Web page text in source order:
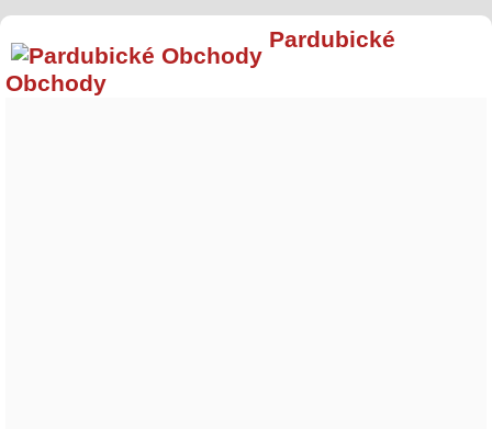
Pardubické
Obchody